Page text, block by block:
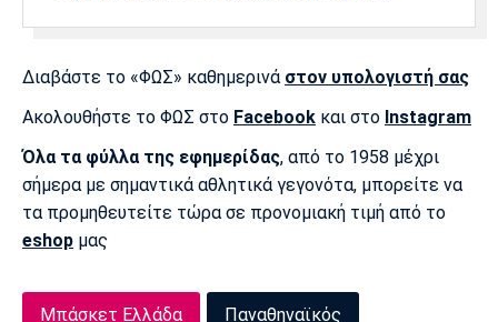
Ντόρτμουντ
Παρί Σεν
Ζερμέν
Μονακό
Ερυθρός
Τότεναμ
Διαβάστε το «ΦΩΣ» καθημερινά στον υπολογιστή σας
Ακολουθήστε το ΦΩΣ στο Facebook και στο Instagram
Όλα τα φύλλα της εφημερίδας, από το 1958 μέχρι
σήμερα με σημαντικά αθλητικά γεγονότα, μπορείτε να
τα προμηθευτείτε τώρα σε προνομιακή τιμή από το
eshop μας
Μπάσκετ Ελλάδα Παναθηναϊκός